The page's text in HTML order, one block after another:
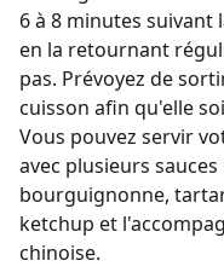
6 à 8 minutes suivant
en la retournant
pas. Prévoyez de
cuisson afin qu'elle
Vous pouvez servir
avec plusieurs
bourguignonne,
ketchup et
chinoise.